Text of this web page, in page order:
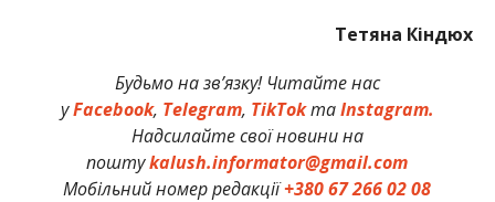
Тетяна Кіндюх
Будьмо на зв’язку! Читайте нас
уFacebook, Telegram, TikTokтаInstagram.
Надсилайте свої новини на
поштуkalush.informator@gmail.com
Мобільний номер редакції+380 67 266 02 08